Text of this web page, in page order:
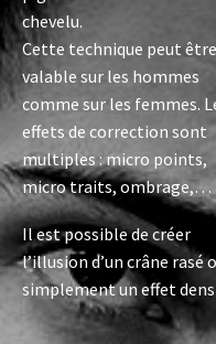
chevelu.
Cette technique peut être
valable sur les hommes
comme sur les femmes.
effets de correction sont
multiples : micro points,
micro traits, ombrage,…
Il est possible de créer
l’illusion d’un crâne rasé
simplement un effet